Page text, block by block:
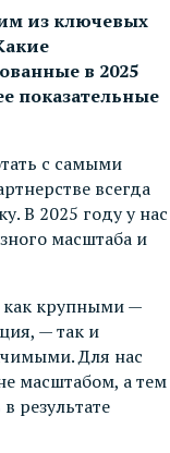
из ключевых
в 2025
показательные
с самыми
всегда
В 2025 году у нас
масштаба и
как крупными —
— так и
Для нас
масштабом, а тем
результате